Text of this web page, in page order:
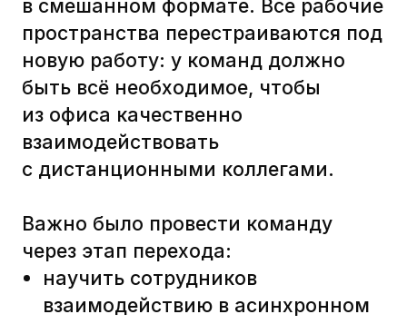
Важно было провести команду
через этап перехода:
научить сотрудников
взаимодействию в асинхронном
и синхронном форматах;
дать инструменты работы
с конфликтами;
синхронизации;
предотвратить сложности,
связанные с чрезмерным
контролем дистанционных
сотрудников;